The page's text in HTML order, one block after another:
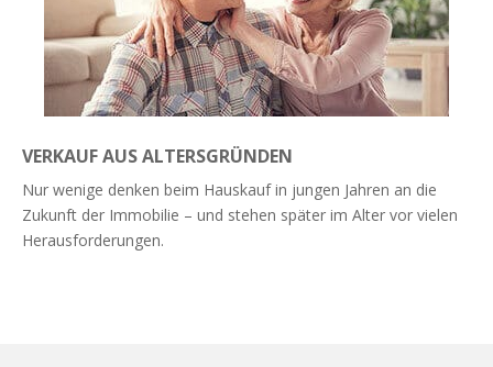
VERKAUF AUS ALTERSGRÜNDEN
Nur wenige denken beim Hauskauf in jungen Jahren an die
Zukunft der Immobilie – und stehen später im Alter vor vielen
Herausforderungen.